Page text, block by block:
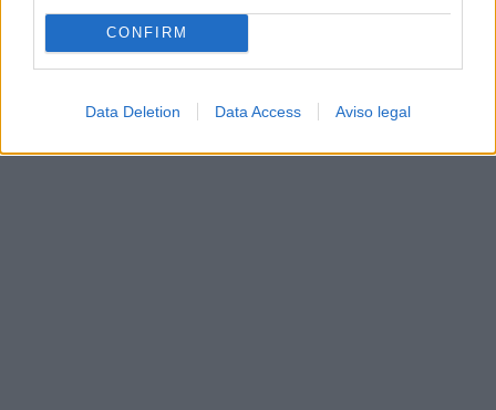
CONFIRM
Data Deletion Data Access Aviso legal